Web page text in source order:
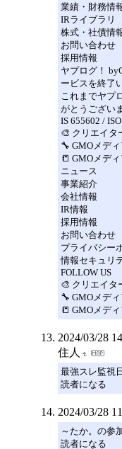
業績・財務情
IRライブラリ
株式・社債情
お問い合わせ
採用情報
ヤプログ！
ービスを終了
これまでヤプ
がとうござい
IS 655602 /
🎨 クリエイタ
🔧 GMOメディ
📒 GMOメデ
ニュース
事業紹介
会社情報
IR情報
採用情報
お問い合わせ
プライバシー
情報セキュリ
FOLLOW US
🎨 クリエイタ
🔧 GMOメディ
📒 GMOメデ
2024/03/28
住人
最強スレ監視
読者になる
2024/03/28
～たか。の参
読者になる